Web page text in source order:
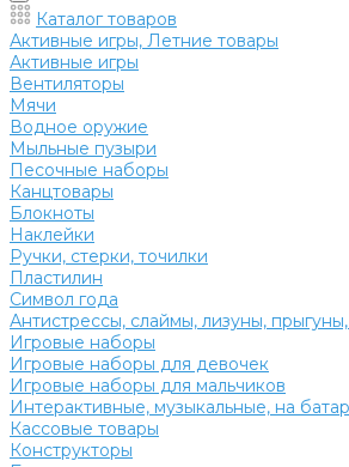
Каталог товаров
Активные игры, Летние товары
Активные игры
Вентиляторы
Мячи
Водное оружие
Мыльные пузыри
Песочные наборы
Канцтовары
Блокноты
Наклейки
Ручки, стерки, точилки
Пластилин
Символ года
Антистрессы, слаймы, лизуны,
Игровые наборы
Игровые наборы для девочек
Игровые наборы для мальчиков
Интерактивные, музыкальные, на
Кассовые товары
Конструкторы